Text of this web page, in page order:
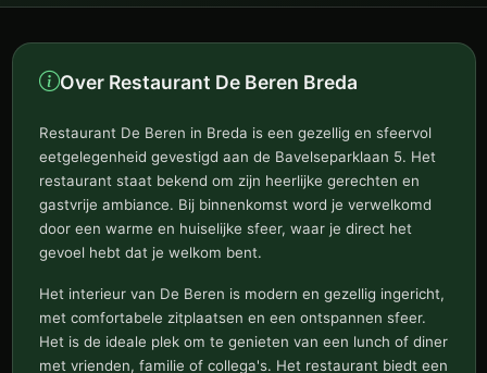
Over Restaurant De Beren Breda
Restaurant De Beren in Breda is een gezellig en sfeervol
eetgelegenheid gevestigd aan de Bavelseparklaan 5. Het
restaurant staat bekend om zijn heerlijke gerechten en
gastvrije ambiance. Bij binnenkomst word je verwelkomd
door een warme en huiselijke sfeer, waar je direct het
gevoel hebt dat je welkom bent.
Het interieur van De Beren is modern en gezellig ingericht,
met comfortabele zitplaatsen en een ontspannen sfeer.
Het is de ideale plek om te genieten van een lunch of diner
met vrienden, familie of collega's. Het restaurant biedt een